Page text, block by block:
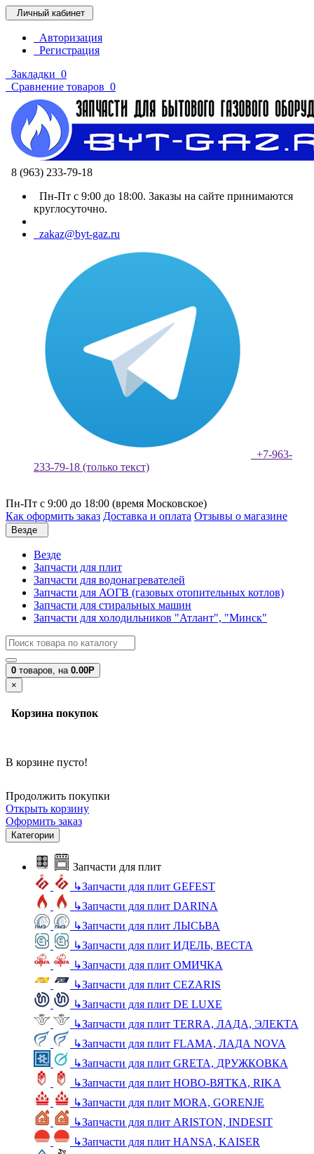
Личный кабинет
Авторизация
Регистрация
Закладки 0
Сравнение товаров 0
8 (963) 233-79-18
Пн-Пт с 9:00 до 18:00. Заказы на сайте принимаются
круглосуточно.
zakaz@byt-gaz.ru
+7-963-
233-79-18 (только текст)
Пн-Пт с 9:00 до 18:00 (время Московское)
Как оформить заказ Доставка и оплата Отзывы о магазине
Везде
Везде
Запчасти для плит
Запчасти для водонагревателей
Запчасти для АОГВ (газовых отопительных котлов)
Запчасти для стиральных машин
Запчасти для холодильников "Атлант", "Минск"
0 товаров, на 0.00Р
×
Корзина покупок
В корзине пусто!
Продолжить покупки
Открыть корзину
Оформить заказ
Категории
Запчасти для плит
↳Запчасти для плит GEFEST
↳Запчасти для плит DARINA
↳Запчасти для плит ЛЫСЬВА
↳Запчасти для плит ИДЕЛЬ, ВЕСТА
↳Запчасти для плит ОМИЧКА
↳Запчасти для плит CEZARIS
↳Запчасти для плит DE LUXE
↳Запчасти для плит TERRA, ЛАДА, ЭЛЕКТА
↳Запчасти для плит FLAMA, ЛАДА NOVA
↳Запчасти для плит GRETA, ДРУЖКОВКА
↳Запчасти для плит НОВО-ВЯТКА, RIKA
↳Запчасти для плит MORA, GORENJE
↳Запчасти для плит ARISTON, INDESIT
↳Запчасти для плит HANSA, KAISER